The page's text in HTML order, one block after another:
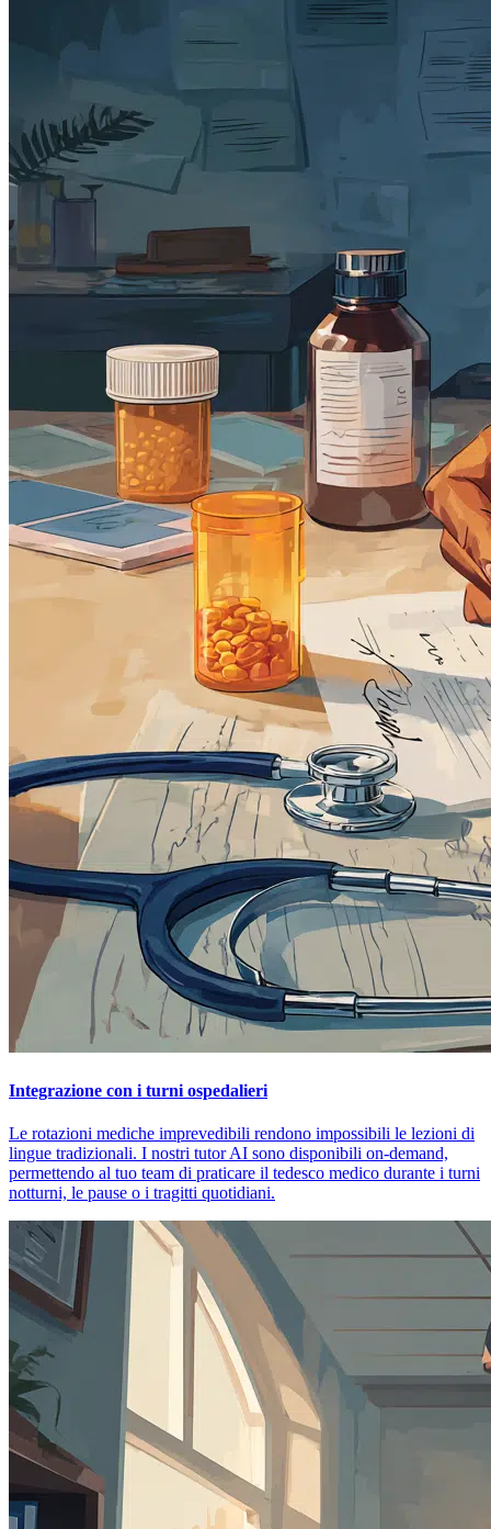
Integrazione con i turni ospedalieri
Le rotazioni mediche imprevedibili rendono impossibili le lezioni di
lingue tradizionali. I nostri tutor AI sono disponibili on-demand,
permettendo al tuo team di praticare il tedesco medico durante i turni
notturni, le pause o i tragitti quotidiani.